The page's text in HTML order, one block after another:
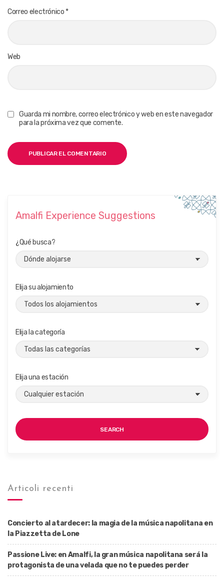
Correo electrónico *
Web
Guarda mi nombre, correo electrónico y web en este navegador
para la próxima vez que comente.
Amalfi Experience Suggestions
¿Qué busca?
Elija su alojamiento
Elija la categoría
Elija una estación
SEARCH
Articoli recenti
Concierto al atardecer: la magia de la música napolitana en
la Piazzetta de Lone
Passione Live: en Amalfi, la gran música napolitana será la
protagonista de una velada que no te puedes perder